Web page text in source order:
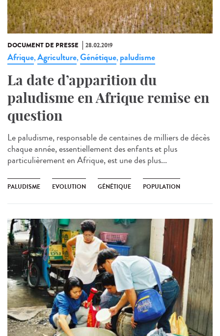
DOCUMENT DE PRESSE 28.02.2019
Afrique,Agriculture,Génétique, paludisme
La date d’apparition du
paludisme en Afrique remise en
question
Le paludisme, responsable de centaines de milliers de décès
chaque année, essentiellement des enfants et plus
particulièrement en Afrique, est une des plus...
PALUDISME EVOLUTION GÉNÉTIQUE POPULATION